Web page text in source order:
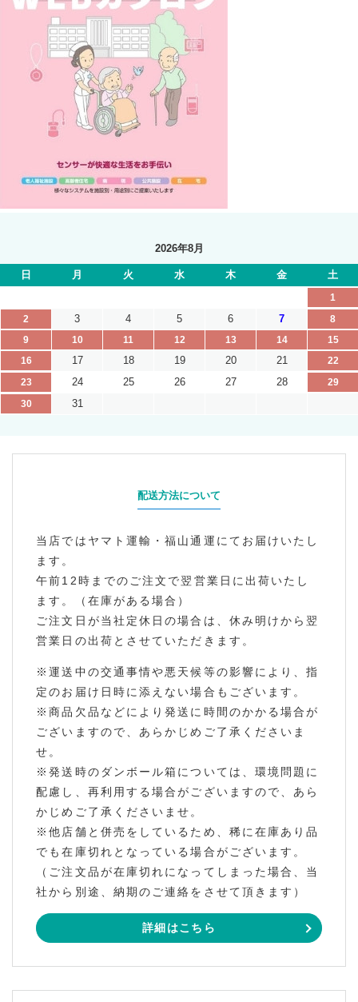
2026年8月
日 月 火 水 木 金 土
1
2
3 4 5 6 7
8
9
10 11 12 13 14
15
16
17 18 19 20 21
22
23
24 25 26 27 28
29
30
31
配送方法について
当店ではヤマト運輸・福山通運にてお届けいたし
ます。
午前12時までのご注文で翌営業日に出荷いたし
ます。（在庫がある場合）
ご注文日が当社定休日の場合は、休み明けから翌
営業日の出荷とさせていただきます。
※運送中の交通事情や悪天候等の影響により、指
定のお届け日時に添えない場合もございます。
※商品欠品などにより発送に時間のかかる場合が
ございますので、あらかじめご了承くださいま
せ。
※発送時のダンボール箱については、環境問題に
配慮し、再利用する場合がございますので、あら
かじめご了承くださいませ。
※他店舗と併売をしているため、稀に在庫あり品
でも在庫切れとなっている場合がございます。
（ご注文品が在庫切れになってしまった場合、当
社から別途、納期のご連絡をさせて頂きます）
詳細はこちら